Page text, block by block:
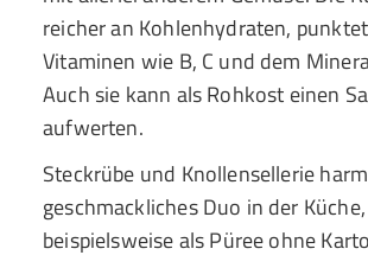
reicher an Kohlenhydraten,
Vitaminen wie B, C und dem
Auch sie kann als Rohkost einen
aufwerten.
Steckrübe und Knollensellerie
geschmackliches Duo in der Küche,
beispielsweise als Püree ohne